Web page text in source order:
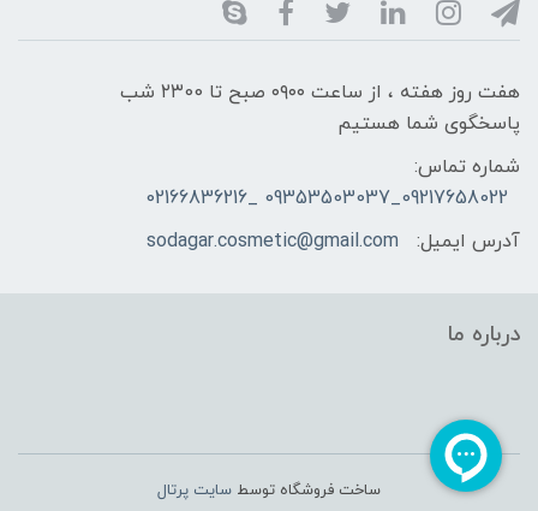
هفت روز هفته ، از ساعت ۰۹۰۰ صبح تا ۲۳00 شب
پاسخگوی شما هستیم
شماره تماس:
09217658022_09353503037 _02166836216
آدرس ایمیل:
sodagar.cosmetic@gmail.com
درباره ما
ساخت فروشگاه توسط سایت پرتال